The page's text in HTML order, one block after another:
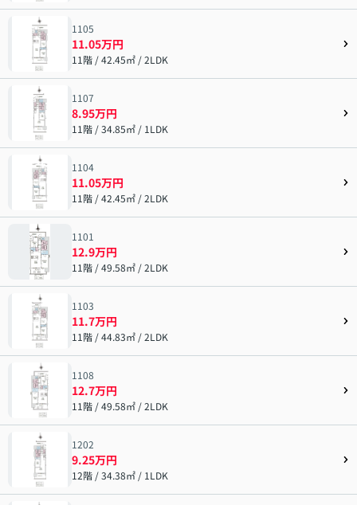
1105
11.05万円
11階 / 42.45㎡ / 2LDK
1107
8.95万円
11階 / 34.85㎡ / 1LDK
1104
11.05万円
11階 / 42.45㎡ / 2LDK
1101
12.9万円
11階 / 49.58㎡ / 2LDK
1103
11.7万円
11階 / 44.83㎡ / 2LDK
1108
12.7万円
11階 / 49.58㎡ / 2LDK
1202
9.25万円
12階 / 34.38㎡ / 1LDK